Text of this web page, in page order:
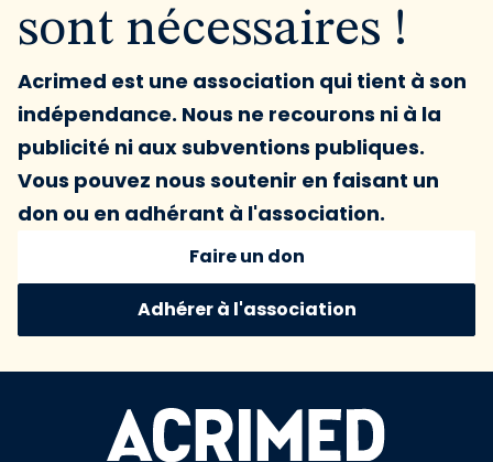
sont nécessaires !
Acrimed est une association qui tient à son
indépendance. Nous ne recourons ni à la
publicité ni aux subventions publiques.
Vous pouvez nous soutenir en faisant un
don ou en adhérant à l'association.
Faire un don
Adhérer à l'association